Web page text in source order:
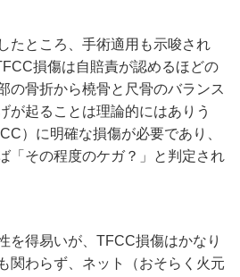
たところ、手術適用も示唆され
損傷は自賠責が認めるほどの
の骨折から橈骨と尺骨のバランス
が起ることは理論的にはありう
）に明確な損傷が必要であり、
「その程度のケガ？」と判定され
を得易いが、TFCC損傷はかなり
関わらず、ネット（おそらく火元